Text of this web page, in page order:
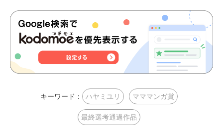
キーワード： ハヤミユリ マママンガ賞
最終選考通過作品